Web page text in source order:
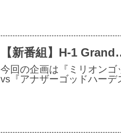
【新番組】H-1
今回の企画は『ミリオン
vs『アナザーゴッドハー